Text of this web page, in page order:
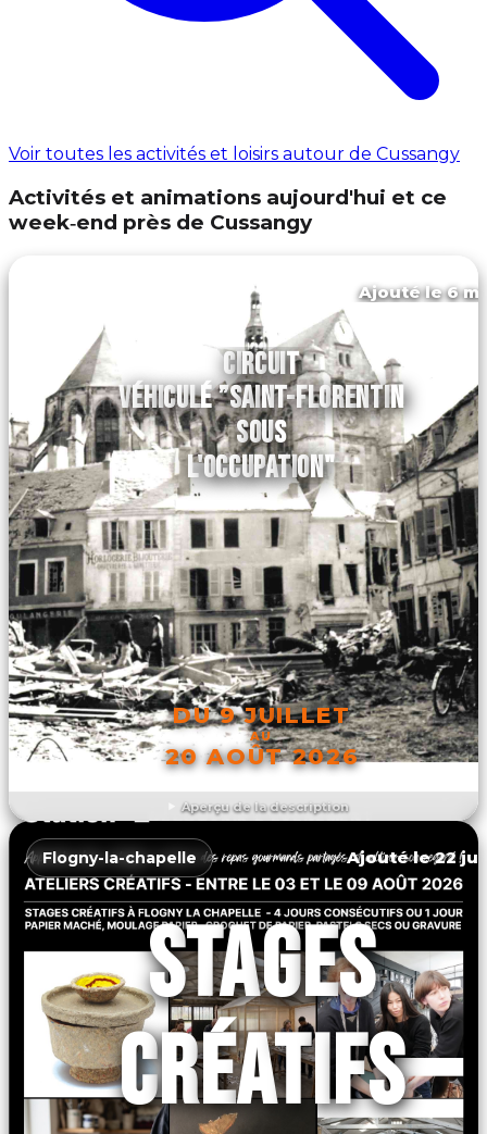
Voir toutes les activités et loisirs autour de Cussangy
Activités et animations aujourd'hui et ce
week‑end près de Cussangy
Aperçu de la description
Ajouté le 6
CIRCUIT
VÉHICULÉ ”SAINT-FLORENTIN
SOUS
L'OCCUPATION"
DU 9 JUILLET
AU
20 AOÛT 2026
DÉCOUVRIR L'ÉVÉNEMENT
Flogny-la-chapelle Ajouté le 22
STAGES
CRÉATIFS